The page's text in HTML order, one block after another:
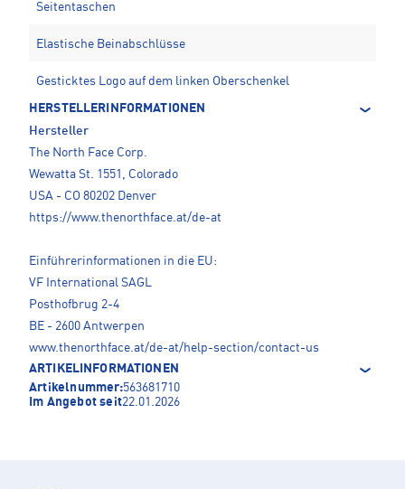
Seitentaschen
Elastische Beinabschlüsse
Gesticktes Logo auf dem linken Oberschenkel
HERSTELLERINFORMATIONEN
Hersteller
The North Face Corp.
Wewatta St. 1551, Colorado
USA - CO 80202 Denver
https://www.thenorthface.at/de-at
Einführerinformationen in die EU:
VF International SAGL
Posthofbrug 2-4
BE - 2600 Antwerpen
www.thenorthface.at/de-at/help-section/contact-us
ARTIKELINFORMATIONEN
Artikelnummer:563681710
Im Angebot seit22.01.2026